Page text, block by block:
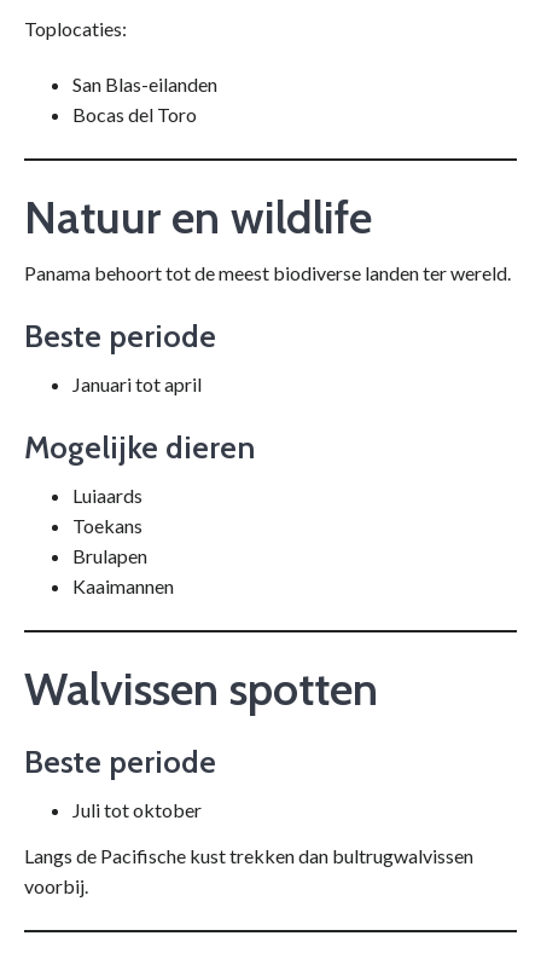
Toplocaties:
San Blas-eilanden
Bocas del Toro
Natuur en wildlife
Panama behoort tot de meest biodiverse landen ter wereld.
Beste periode
Januari tot april
Mogelijke dieren
Luiaards
Toekans
Brulapen
Kaaimannen
Walvissen spotten
Beste periode
Juli tot oktober
Langs de Pacifische kust trekken dan bultrugwalvissen
voorbij.